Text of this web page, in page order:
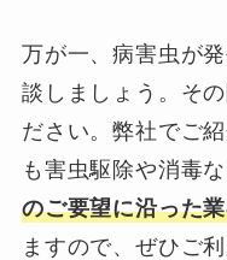
万が一、病害虫が
談しましょう。そ
ださい。弊社でご
も害虫駆除や消毒
のご要望に沿った
ますので、ぜひご